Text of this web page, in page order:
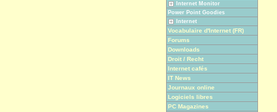
Internet Monitor
Power Point Goodies
Internet
Vocabulaire d'Internet (FR)
Forums
Downloads
Droit / Recht
Internet cafés
IT News
Journaux online
Logiciels libres
PC Magazines